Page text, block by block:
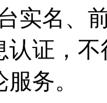
实名、
认证，
务。